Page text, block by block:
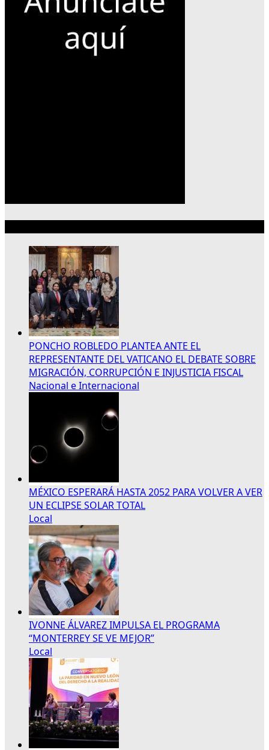
PONCHO ROBLEDO PLANTEA ANTE EL
REPRESENTANTE DEL VATICANO EL DEBATE SOBRE
MIGRACIÓN, CORRUPCIÓN E INJUSTICIA FISCAL
Nacional e Internacional
MÉXICO ESPERARÁ HASTA 2052 PARA VOLVER A VER
UN ECLIPSE SOLAR TOTAL
Local
IVONNE ÁLVAREZ IMPULSA EL PROGRAMA
“MONTERREY SE VE MEJOR”
Local